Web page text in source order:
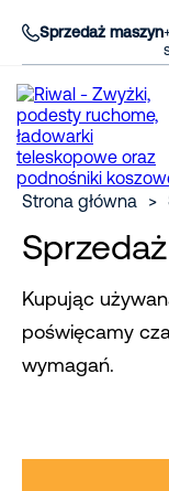
Sprzedaż maszyn
Strona główna >
Kupując
poświęcamy
wymagań.